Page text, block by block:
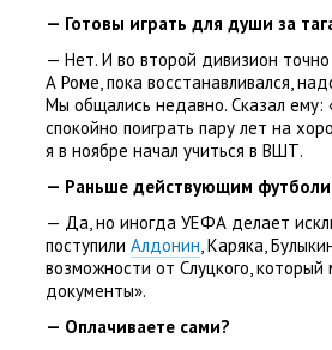
— Готовы играть для души за
— Нет. И во второй дивизион
А Роме, пока восстанавливался,
Мы общались недавно. Сказал
спокойно поиграть пару лет на
я в ноябре начал учиться в ВШТ.
— Раньше действующим
— Да, но иногда УЕФА делает
поступили Алдонин, Каряка,
возможности от Слуцкого,
документы».
— Оплачиваете сами?